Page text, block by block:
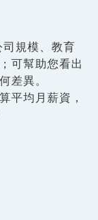
規模、教育
可幫助您看出
差異。
平均月薪資，